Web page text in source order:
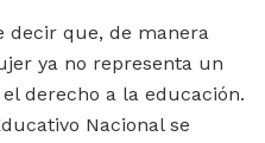
decir que, de manera
ya no representa un
derecho a la educación.
Nacional se